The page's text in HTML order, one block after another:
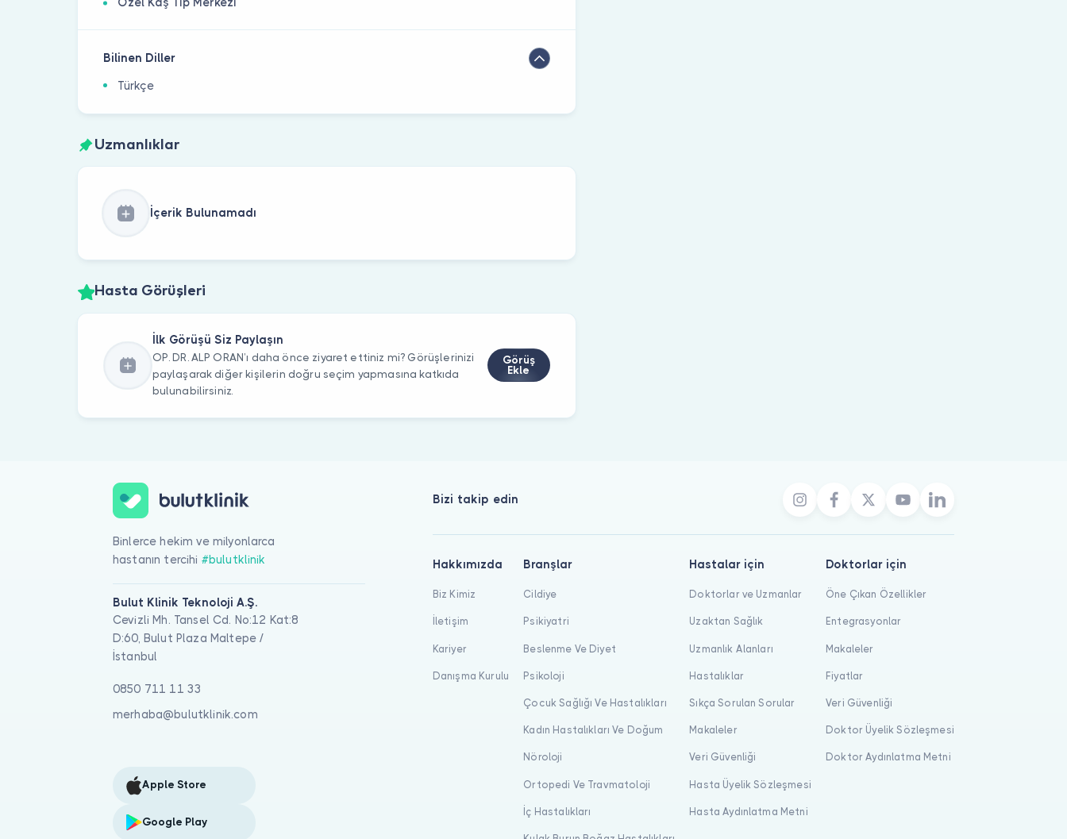
Bilinen Diller
Türkçe
Uzmanlıklar
İçerik Bulunamadı
Hasta Görüşleri
İlk Görüşü Siz Paylaşın
OP. DR. ALP ORAN’ı daha önce ziyaret ettiniz mi? Görüşlerinizi
paylaşarak diğer kişilerin doğru seçim yapmasına katkıda
bulunabilirsiniz.
Görüş
Ekle
Binlerce hekim ve milyonlarca
hastanın tercihi #bulutklinik
Bulut Klinik Teknoloji A.Ş.
Cevizli Mh. Tansel Cd. No:12 Kat:8
D:60, Bulut Plaza Maltepe /
İstanbul
0850 711 11 33
merhaba@bulutklinik.com
Apple Store
Google Play
Bizi takip edin
Hakkımızda
Biz Kimiz
İletişim
Kariyer
Danışma Kurulu
Branşlar
Cildiye
Psikiyatri
Beslenme Ve Diyet
Psikoloji
Çocuk Sağlığı Ve Hastalıkları
Kadın Hastalıkları Ve Doğum
Nöroloji
Ortopedi Ve Travmatoloji
İç Hastalıkları
Hastalar için
Doktorlar ve Uzmanlar
Uzaktan Sağlık
Uzmanlık Alanları
Hastalıklar
Sıkça Sorulan Sorular
Makaleler
Veri Güvenliği
Hasta Üyelik Sözleşmesi
Hasta Aydınlatma Metni
Doktorlar için
Öne Çıkan Özellikler
Entegrasyonlar
Makaleler
Fiyatlar
Veri Güvenliği
Doktor Üyelik Sözleşmesi
Doktor Aydınlatma Metni